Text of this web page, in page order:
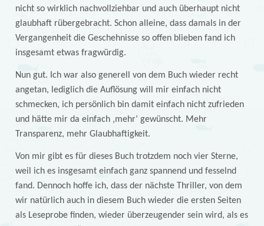
nicht so wirklich nachvollziehbar und auch überhaupt nicht
glaubhaft rübergebracht. Schon alleine, dass damals in der
Vergangenheit die Geschehnisse so offen blieben fand ich
insgesamt etwas fragwürdig.
Nun gut. Ich war also generell von dem Buch wieder recht
angetan, lediglich die Auflösung will mir einfach nicht
schmecken, ich persönlich bin damit einfach nicht zufrieden
und hätte mir da einfach ‚mehr‘ gewünscht. Mehr
Transparenz, mehr Glaubhaftigkeit.
Von mir gibt es für dieses Buch trotzdem noch vier Sterne,
weil ich es insgesamt einfach ganz spannend und fesselnd
fand. Dennoch hoffe ich, dass der nächste Thriller, von dem
wir natürlich auch in diesem Buch wieder die ersten Seiten
als Leseprobe finden, wieder überzeugender sein wird, als es